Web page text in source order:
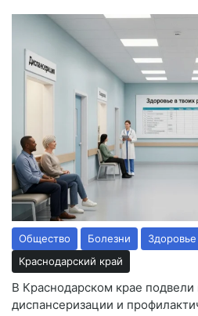
Общество Болезни Здоровье
Краснодарский край
В Краснодарском крае
диспансеризации и